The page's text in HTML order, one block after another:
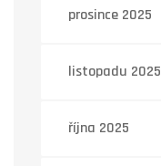
prosince 2025
listopadu 2025
října 2025